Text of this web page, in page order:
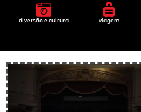
diversão e cultura viagem